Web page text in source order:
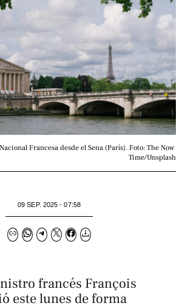
Francesa desde el Sena (París). Foto: The Now
Time/Unsplash
09 SEP. 2025 - 07:58
francés François
este lunes de forma